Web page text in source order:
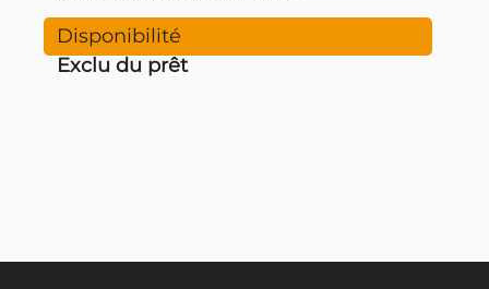
Exclu du prêt